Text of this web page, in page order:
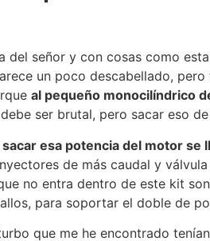
del señor y con cosas como
un poco descabellado,
al pequeño monocilíndrico
ser brutal, pero sacar eso
esa potencia del motor se
de más caudal y
no entra dentro de este kit
para soportar el doble de
que me he encontrado